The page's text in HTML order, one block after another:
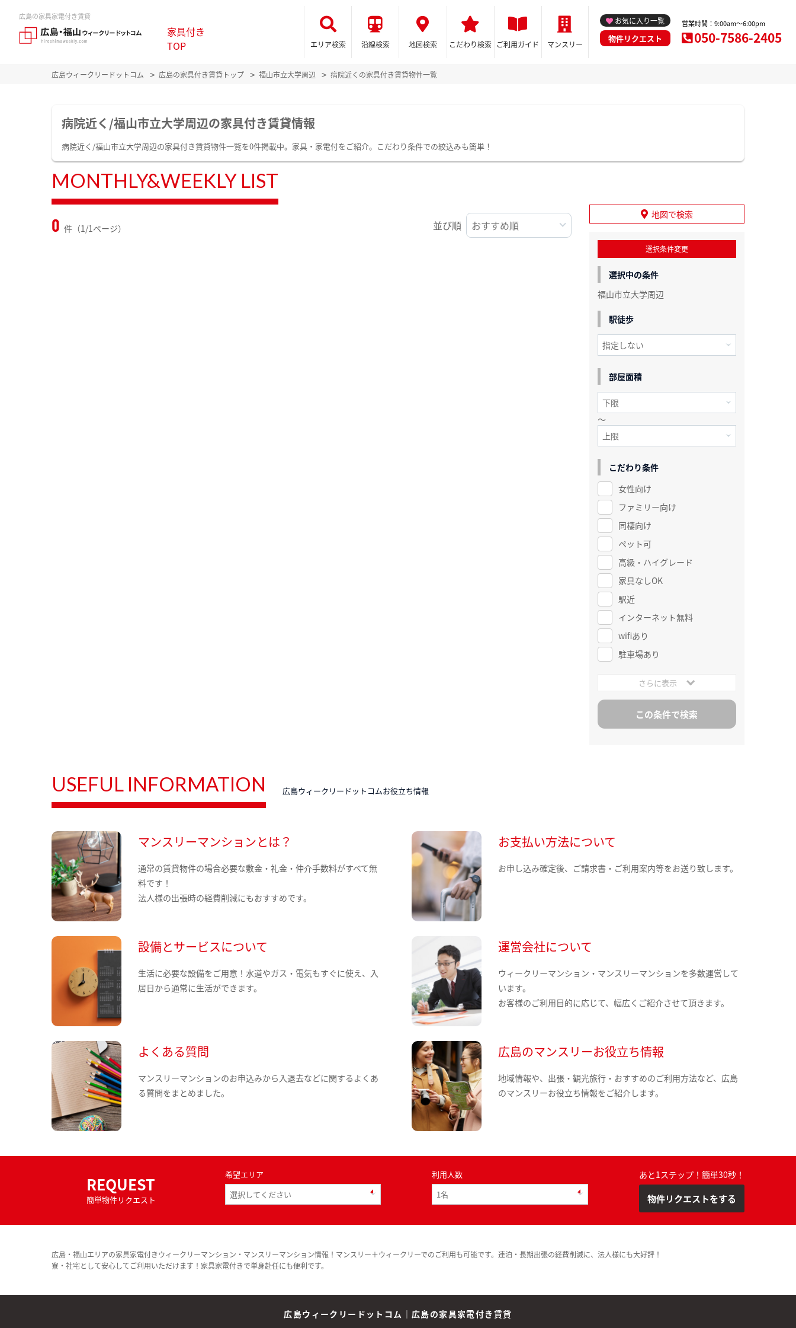
広島の家具家電付き賃貸
家具付き
TOP
エリア検索 沿線検索 地図検索 こだわり検索 ご利用ガイド マンスリー
お気に入り一覧
物件リクエスト
営業時間：9:00am～6:00pm
050-7586-2405
広島ウィークリードットコム 広島の家具付き賃貸トップ 福山市立大学周辺 病院近くの家具付き賃貸物件一覧
病院近く/福山市立大学周辺の家具付き賃貸情報
病院近く/福山市立大学周辺の家具付き賃貸物件一覧を0件掲載中。家具・家電付をご紹介。こだわり条件での絞込みも簡単！
MONTHLY&WEEKLY LIST
0 件（1/1ページ） 並び順
地図で検索
選択条件変更
選択中の条件
福山市立大学周辺
駅徒歩
部屋面積
～
こだわり条件
女性向け
ファミリー向け
同棲向け
ペット可
高級・ハイグレード
家具なしOK
駅近
インターネット無料
wifiあり
駐車場あり
さらに表示
USEFUL INFORMATION 広島ウィークリードットコムお役立ち情報
マンスリーマンションとは？
通常の賃貸物件の場合必要な敷金・礼金・仲介手数料がすべて無
料です！
法人様の出張時の経費削減にもおすすめです。
お支払い方法について
お申し込み確定後、ご請求書・ご利用案内等をお送り致します。
設備とサービスについて
生活に必要な設備をご用意！水道やガス・電気もすぐに使え、入
居日から通常に生活ができます。
運営会社について
ウィークリーマンション・マンスリーマンションを多数運営して
います。
お客様のご利用目的に応じて、幅広くご紹介させて頂きます。
よくある質問
マンスリーマンションのお申込みから入退去などに関するよくあ
る質問をまとめました。
広島のマンスリーお役立ち情報
地域情報や、出張・観光旅行・おすすめのご利用方法など、広島
のマンスリーお役立ち情報をご紹介します。
REQUEST
簡単物件リクエスト
希望エリア 利用人数 あと1ステップ！簡単30秒！
物件リクエストをする
広島・福山エリアの家具家電付きウィークリーマンション・マンスリーマンション情報！マンスリー＋ウィークリーでのご利用も可能です。連泊・長期出張の経費削減に、法人様にも大好評！
寮・社宅として安心してご利用いただけます！家具家電付きで単身赴任にも便利です。
広島ウィークリードットコム ｜ 広島の家具家電付き賃貸